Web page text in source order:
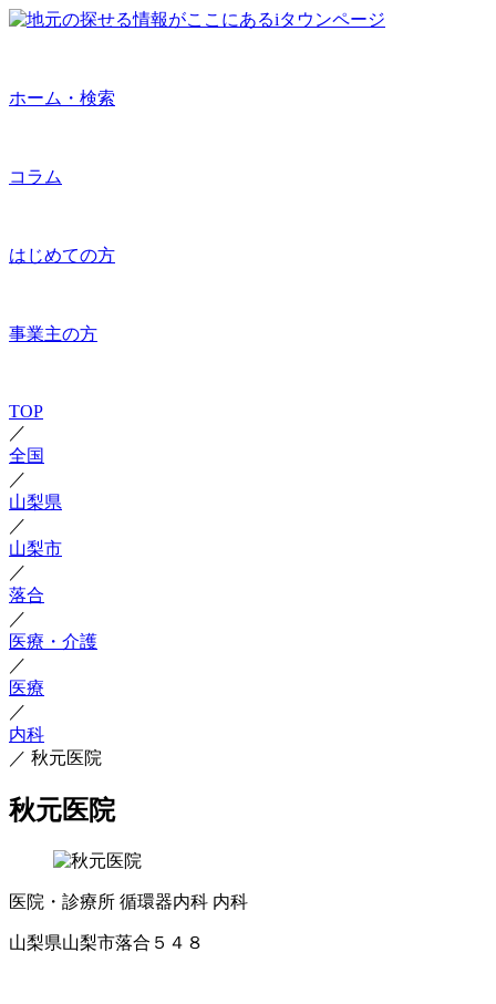
ホーム・検索
コラム
はじめての方
事業主の方
TOP
／
全国
／
山梨県
／
山梨市
／
落合
／
医療・介護
／
医療
／
内科
／ 秋元医院
秋元医院
医院・診療所 循環器内科 内科
山梨県山梨市落合５４８